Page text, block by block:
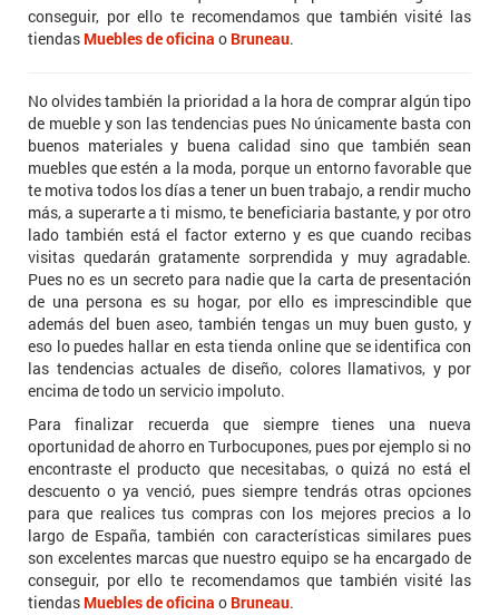
conseguir, por ello te recomendamos que también visité las
tiendas Muebles de oficina o Bruneau.
No olvides también la prioridad a la hora de comprar algún tipo
de mueble y son las tendencias pues No únicamente basta con
buenos materiales y buena calidad sino que también sean
muebles que estén a la moda, porque un entorno favorable que
te motiva todos los días a tener un buen trabajo, a rendir mucho
más, a superarte a ti mismo, te beneficiaria bastante, y por otro
lado también está el factor externo y es que cuando recibas
visitas quedarán gratamente sorprendida y muy agradable.
Pues no es un secreto para nadie que la carta de presentación
de una persona es su hogar, por ello es imprescindible que
además del buen aseo, también tengas un muy buen gusto, y
eso lo puedes hallar en esta tienda online que se identifica con
las tendencias actuales de diseño, colores llamativos, y por
encima de todo un servicio impoluto.
Para finalizar recuerda que siempre tienes una nueva
oportunidad de ahorro en Turbocupones, pues por ejemplo si no
encontraste el producto que necesitabas, o quizá no está el
descuento o ya venció, pues siempre tendrás otras opciones
para que realices tus compras con los mejores precios a lo
largo de España, también con características similares pues
son excelentes marcas que nuestro equipo se ha encargado de
conseguir, por ello te recomendamos que también visité las
tiendas Muebles de oficina o Bruneau.